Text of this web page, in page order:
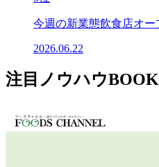
今週の新業態飲食店オー
2026.06.22
注目ノウハウBOOK